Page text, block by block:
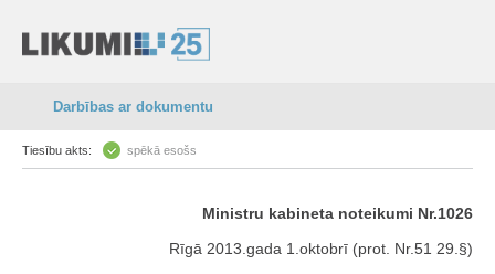
Darbības ar dokumentu
Tiesību akts: spēkā esošs
Ministru kabineta noteikumi Nr.1026
Rīgā 2013.gada 1.oktobrī (prot. Nr.51 29.§)